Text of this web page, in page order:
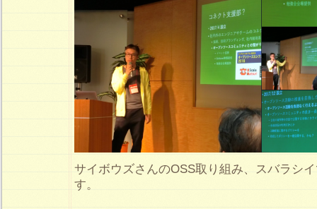
サイボウズさんのOSS取り組み、スバラシ
す。